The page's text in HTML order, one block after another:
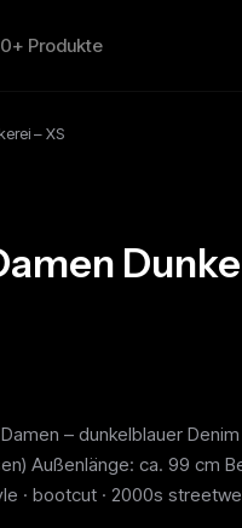
Produkte
– XS
– dunkelblauer
Außenlänge: ca. 99 cm
· bootcut · 2000s